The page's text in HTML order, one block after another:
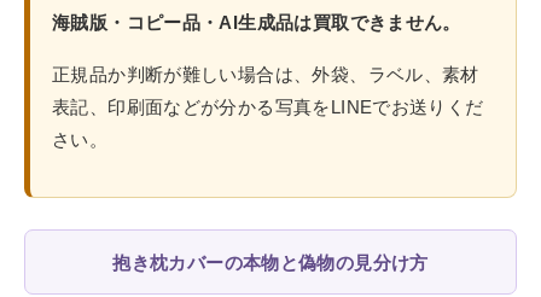
海賊版・コピー品・AI生成品は買取できません。
正規品か判断が難しい場合は、外袋、ラベル、素材
表記、印刷面などが分かる写真をLINEでお送りくだ
さい。
抱き枕カバーの本物と偽物の見分け方